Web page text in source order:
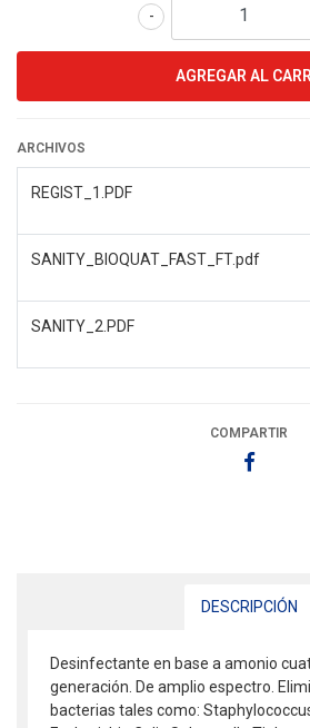
-
ARCHIVOS
REGIST_1.PDF
SANITY_BIOQUAT_FAST_FT.pdf
SANITY_2.PDF
COMPARTIR
DESCRIPCIÓN
Desinfectante en base a amonio
generación. De amplio espectro.
bacterias tales como: